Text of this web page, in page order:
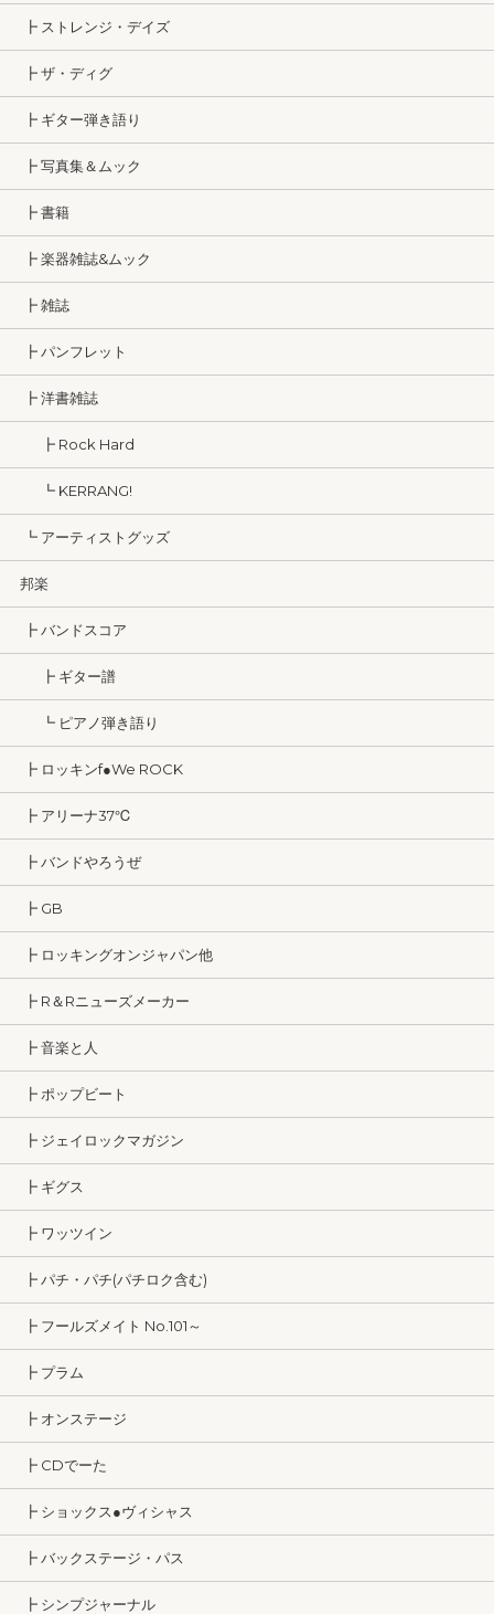
┣ ストレンジ・デイズ
┣ ザ・ディグ
┣ ギター弾き語り
┣ 写真集＆ムック
┣ 書籍
┣ 楽器雑誌&ムック
┣ 雑誌
┣ パンフレット
┣ 洋書雑誌
┣ Rock Hard
┗ KERRANG!
┗ アーティストグッズ
邦楽
┣ バンドスコア
┣ ギター譜
┗ ピアノ弾き語り
┣ ロッキンf●We ROCK
┣ アリーナ37℃
┣ バンドやろうぜ
┣ GB
┣ ロッキングオンジャパン他
┣ R＆Rニューズメーカー
┣ 音楽と人
┣ ポップビート
┣ ジェイロックマガジン
┣ ギグス
┣ ワッツイン
┣ パチ・パチ(パチロク含む)
┣ フールズメイト No.101～
┣ プラム
┣ オンステージ
┣ CDでーた
┣ ショックス●ヴィシャス
┣ バックステージ・パス
┣ シンプジャーナル